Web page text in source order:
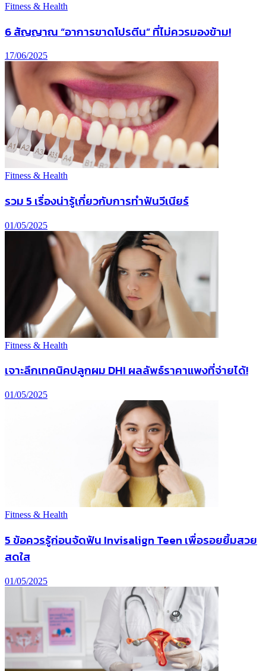
Fitness & Health
6 สัญญาณ “อาการขาดโปรตีน” ที่ไม่ควรมองข้าม!
17/06/2025
Fitness & Health
รวม 5 เรื่องน่ารู้เกี่ยวกับการทำฟันวีเนียร์
01/05/2025
Fitness & Health
เจาะลึกเทคนิคปลูกผม DHI ผลลัพธ์ราคาแพงที่จ่ายได้!
01/05/2025
Fitness & Health
5 ข้อควรรู้ก่อนจัดฟัน Invisalign Teen เพื่อรอยยิ้มสวย
สดใส
01/05/2025